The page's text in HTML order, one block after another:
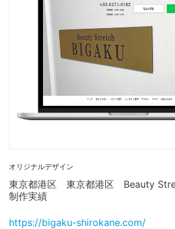
オリジナルデザイン
東京都港区 東京都港区 Beauty
制作実績
https://bigaku-shirokane.com/